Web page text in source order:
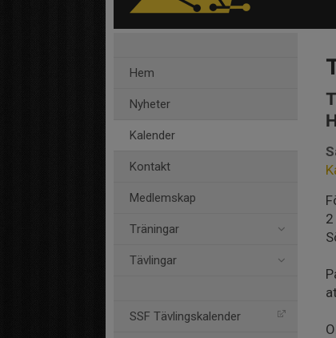
Hem
Nyheter
Kalender
Kontakt
Medlemskap
Träningar
Tävlingar
SSF Tävlingskalender